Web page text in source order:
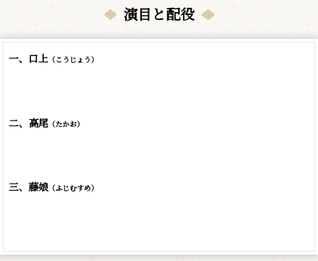
演目と配役
一、口上 （こうじょう）
二、高尾（たかお）
三、藤娘（ふじむすめ）